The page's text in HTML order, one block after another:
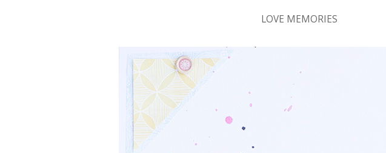
LOVE MEMORIES